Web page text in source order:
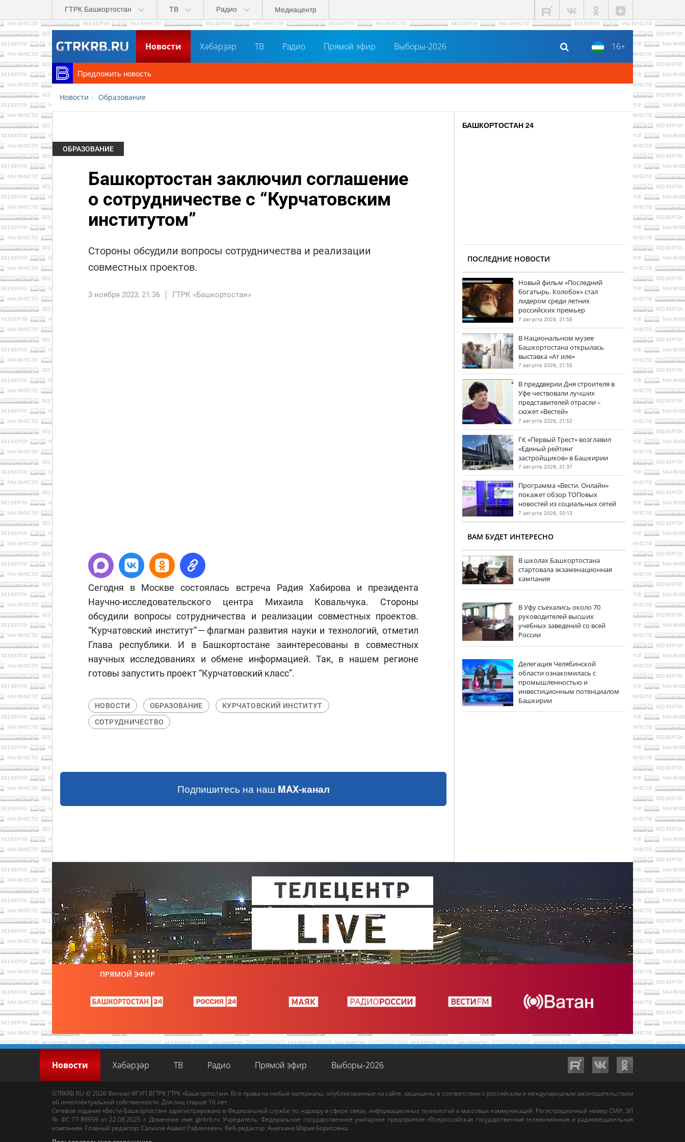
Перейти к основному содержанию
ГТРК Башкортостан ТВ Радио Медиацентр
16+
Новости Хәбәрҙәр ТВ Радио Прямой эфир Выборы-2026
Предложить новость
Новости Образование
ОБРАЗОВАНИЕ
Башкортостан заключил соглашение
о сотрудничестве с “Курчатовским
институтом”
Стороны обсудили вопросы сотрудничества и реализации
совместных проектов.
3 ноября 2023, 21:36 ГТРК «Башкортостан»
Сегодня в Москве состоялась встреча Радия Хабирова и президента
Научно-исследовательского центра Михаила Ковальчука. Стороны
обсудили вопросы сотрудничества и реализации совместных проектов.
“Курчатовский институт” — флагман развития науки и технологий, отметил
Глава республики. И в Башкортостане заинтересованы в совместных
научных исследованиях и обмене информацией. Так, в нашем регионе
готовы запустить проект “Курчатовский класс”.
НОВОСТИ ОБРАЗОВАНИЕ
КУРЧАТОВСКИЙ ИНСТИТУТ
СОТРУДНИЧЕСТВО
Подпишитесь на наш MAX-канал
БАШКОРТОСТАН 24
ПОСЛЕДНИЕ НОВОСТИ
Новый фильм «Последний
богатырь. Колобок» стал
лидером среди летних
российских премьер
7 августа 2026, 21:56
В Национальном музее
Башкортостана открылась
выставка «Ат иле»
7 августа 2026, 21:55
В преддверии Дня строителя в
Уфе чествовали лучших
представителей отрасли –
сюжет «Вестей»
7 августа 2026, 21:52
ГК «Первый Трест» возглавил
«Единый рейтинг
застройщиков» в Башкирии
7 августа 2026, 21:37
Программа «Вести. Онлайн»
покажет обзор ТОПовых
новостей из социальных сетей
7 августа 2026, 20:13
ВАМ БУДЕТ ИНТЕРЕСНО
В школах Башкортостана
стартовала экзаменационная
кампания
В Уфу съехались около 70
руководителей высших
учебных заведений со всей
России
Делегация Челябинской
области ознакомилась с
промышленностью и
инвестиционным потенциалом
Башкирии
ПРЯМОЙ ЭФИР
Новости Хәбәрҙәр ТВ Радио Прямой эфир Выборы-2026
GTRKRB.RU © 2026 Филиал ФГУП ВГТРК ГТРК «Башкортостан». Все права на любые материалы, опубликованные на сайте, защищены в соответствии с российским и международным законодательством
об интеллектуальной собственности. Для лиц старше 16 лет.
Сетевое издание «Вести-Башкортостан» зарегистрировано в Федеральной службе по надзору в сфере связи, информационных технологий и массовых коммуникаций. Регистрационный номер СМИ: ЭЛ
№ ФС 77-89959 от 22.08.2025 г. Доменное имя:gtrkrb.ru Учредитель: Федеральное государственное унитарное предприятие «Всероссийская государственная телевизионная и радиовещательная
компания». Главный редактор: Салихов Азамат Рафаэлевич. Веб-редактор: Анискина Мария Борисовна.